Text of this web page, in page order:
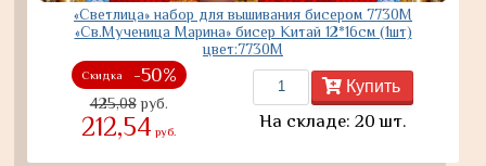
«Светлица» набор для вышивания бисером 7730М
«Св.Мученица Марина» бисер Китай 12*16см (1шт)
цвет:7730М
Скидка -50%
425,08руб.
212,54 руб.
Купить
На складе: 20 шт.